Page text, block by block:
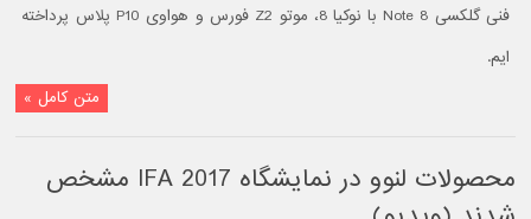
فنی گلکسی Note 8 با نوکیا 8، موتو Z2 فورس و هواوی P10 پلاس پرداخته
ایم.
متن کامل »
محصولات لنوو در نمایشگاه IFA 2017 مشخص